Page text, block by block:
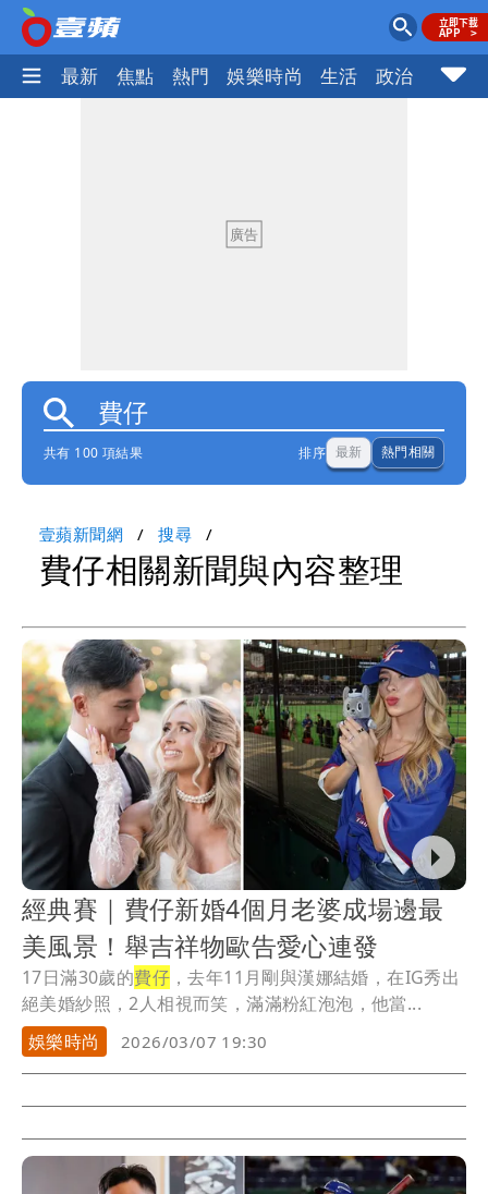
最新 焦點 熱門 娛樂時尚 生活 政治 社會
共有 100 項結果 排序 最新 熱門相關
壹蘋新聞網 搜尋
費仔相關新聞與內容整理
經典賽｜費仔新婚4個月老婆成場邊最
美風景！舉吉祥物歐告愛心連發
17日滿30歲的費仔，去年11月剛與漢娜結婚，在IG秀出
絕美婚紗照，2人相視而笑，滿滿粉紅泡泡，他當...
娛樂時尚
2026/03/07 19:30